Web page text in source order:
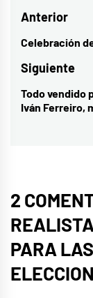
de
entradas
Anterior
Entrada
anterior:
Celebración
Siguiente
Entrada
siguiente:
Todo vendido
Iván Ferreiro,
2
PARA